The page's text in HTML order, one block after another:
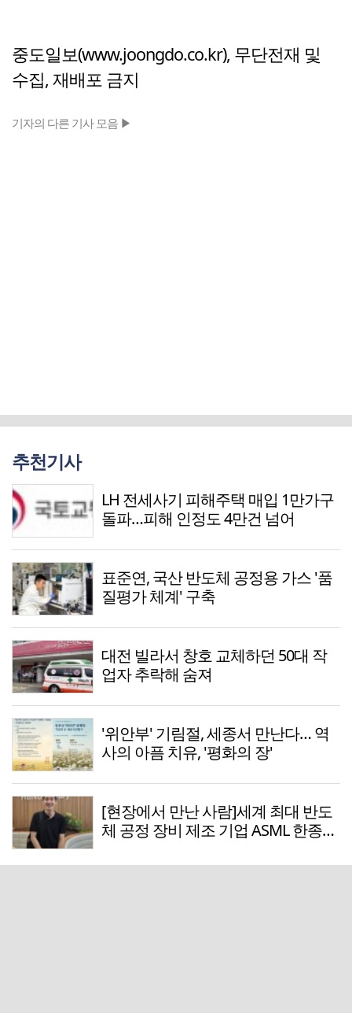
중도일보(www.joongdo.co.kr), 무단전재 및
수집, 재배포 금지
기자의 다른 기사 모음 ▶
추천기사
LH 전세사기 피해주택 매입 1만가구
돌파…피해 인정도 4만건 넘어
표준연, 국산 반도체 공정용 가스 '품
질평가 체계' 구축
대전 빌라서 창호 교체하던 50대 작
업자 추락해 숨져
'위안부' 기림절, 세종서 만난다… 역
사의 아픔 치유, '평화의 장'
[현장에서 만난 사람]세계 최대 반도
체 공정 장비 제조 기업 ASML 한종호